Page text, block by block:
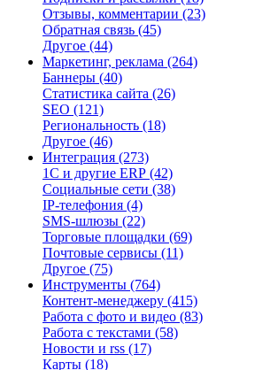
Отзывы, комментарии (23)
Обратная связь (45)
Другое (44)
Маркетинг, реклама (264)
Баннеры (40)
Статистика сайта (26)
SEO (121)
Региональность (18)
Другое (46)
Интеграция (273)
1С и другие ERP (42)
Социальные сети (38)
IP-телефония (4)
SMS-шлюзы (22)
Торговые площадки (69)
Почтовые сервисы (11)
Другое (75)
Инструменты (764)
Контент-менеджеру (415)
Работа с фото и видео (83)
Работа с текстами (58)
Новости и rss (17)
Карты (18)